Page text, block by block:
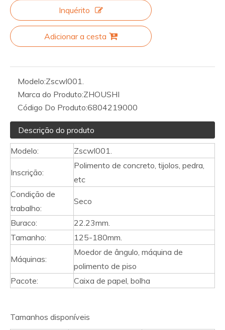
Inquérito
Adicionar a cesta
Modelo:Zscwl001.
Marca do Produto:ZHOUSHI
Código Do Produto:6804219000
Descrição do produto
Modelo: Zscwl001.
Inscrição:
Polimento de concreto, tijolos, pedra,
etc
Condição de
trabalho:
Seco
Buraco:
22.23mm.
Tamanho:
125-180mm.
Máquinas:
Moedor de ângulo, máquina de
polimento de piso
Pacote:
Caixa de papel, bolha
Tamanhos disponíveis